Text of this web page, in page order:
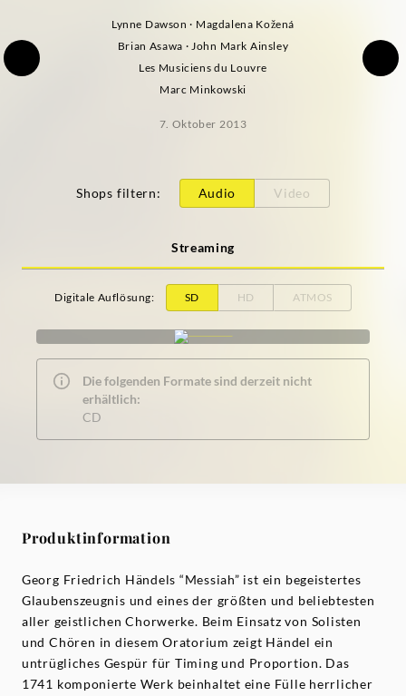
Lynne Dawson · Magdalena Kožená
Brian Asawa · John Mark Ainsley
Les Musiciens du Louvre
Marc Minkowski
7. Oktober 2013
Shops filtern: Audio Video
Streaming
Digitale Auflösung: SD HD ATMOS
Die folgenden Formate sind derzeit nicht
erhältlich:
CD
Produktinformation
Georg Friedrich Händels “Messiah” ist ein begeistertes
Glaubenszeugnis und eines der größten und beliebtesten
aller geistlichen Chorwerke. Beim Einsatz von Solisten
und Chören in diesem Oratorium zeigt Händel ein
untrügliches Gespür für Timing und Proportion. Das
1741 komponierte Werk beinhaltet eine Fülle herrlicher